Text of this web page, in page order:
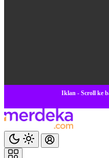
Iklan - Scroll ke